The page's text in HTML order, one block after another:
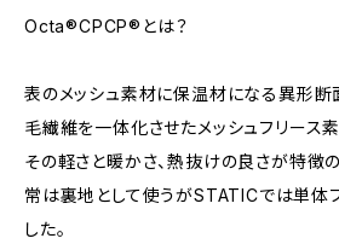
Octa®CPCP®とは？
表のメッシュ素材に保温材になる異形断
毛繊維を一体化させたメッシュフリース
その軽さと暖かさ、熱抜けの良さが特徴
常は裏地として使うがSTATICでは単体
した。